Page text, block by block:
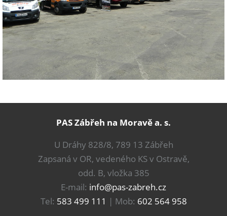
PAS Zábřeh na Moravě a. s.
U Dráhy 828/8, 789 13 Zábřeh
Zapsaná v OR, vedeného KS v Ostravě,
odd. B, vložka 385
E-mail: info@pas-zabreh.cz
Tel: 583 499 111 | Mob: 602 564 958